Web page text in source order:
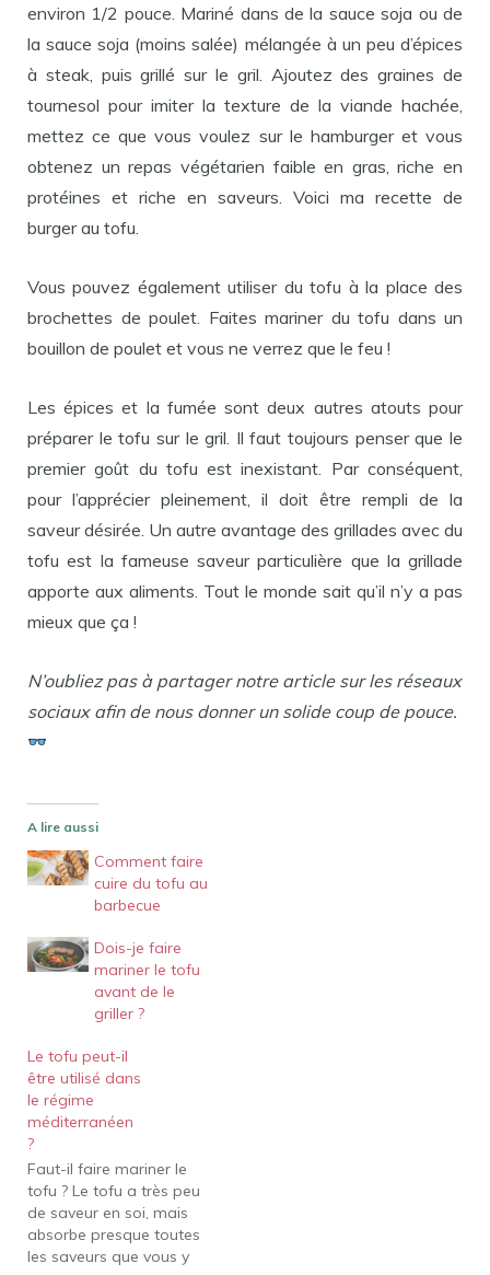
environ 1/2 pouce. Mariné dans de la sauce soja ou de
la sauce soja (moins salée) mélangée à un peu d’épices
à steak, puis grillé sur le gril. Ajoutez des graines de
tournesol pour imiter la texture de la viande hachée,
mettez ce que vous voulez sur le hamburger et vous
obtenez un repas végétarien faible en gras, riche en
protéines et riche en saveurs. Voici ma recette de
burger au tofu.
Vous pouvez également utiliser du tofu à la place des
brochettes de poulet. Faites mariner du tofu dans un
bouillon de poulet et vous ne verrez que le feu !
Les épices et la fumée sont deux autres atouts pour
préparer le tofu sur le gril. Il faut toujours penser que le
premier goût du tofu est inexistant. Par conséquent,
pour l’apprécier pleinement, il doit être rempli de la
saveur désirée. Un autre avantage des grillades avec du
tofu est la fameuse saveur particulière que la grillade
apporte aux aliments. Tout le monde sait qu’il n’y a pas
mieux que ça !
N’oubliez pas à partager notre article sur les réseaux
sociaux afin de nous donner un solide coup de pouce.
A lire aussi
Comment faire
cuire du tofu au
barbecue
Dois-je faire
mariner le tofu
avant de le
griller ?
Le tofu peut-il
être utilisé dans
le régime
méditerranéen
?
Faut-il faire mariner le
tofu ? Le tofu a très peu
de saveur en soi, mais
absorbe presque toutes
les saveurs que vous y